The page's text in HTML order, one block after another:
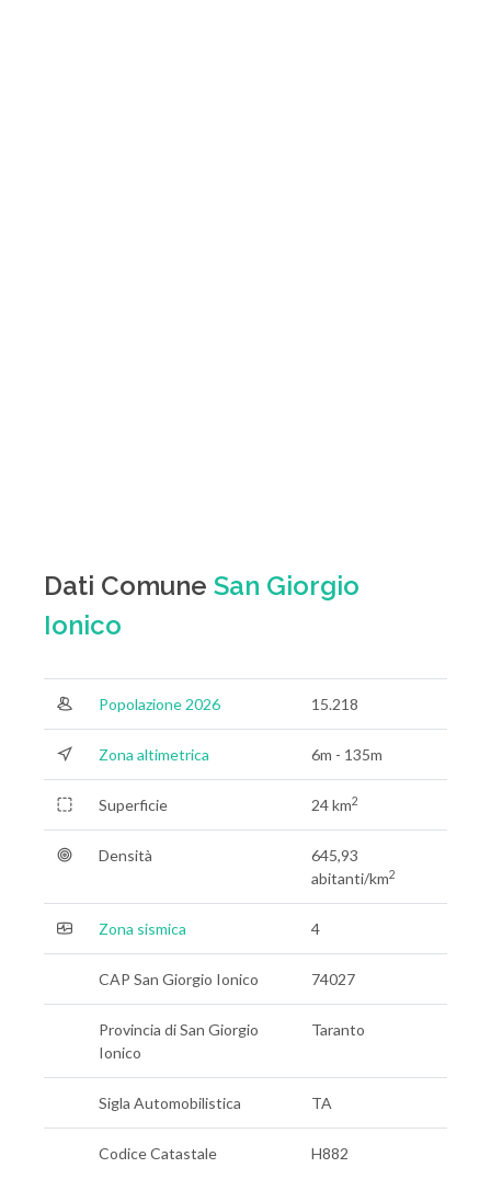
Dati Comune San Giorgio
Ionico
Popolazione 2026 15.218
Zona altimetrica 6m - 135m
Superficie 24 km2
Densità
645,93
abitanti/km2
Zona sismica 4
CAP San Giorgio Ionico 74027
Provincia di San Giorgio
Ionico
Taranto
Sigla Automobilistica TA
Codice Catastale H882